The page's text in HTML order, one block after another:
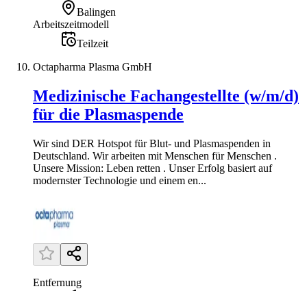
Balingen
Arbeitszeitmodell
Teilzeit
Octapharma Plasma GmbH
Medizinische Fachangestellte (w/m/d)
für die Plasmaspende
Wir sind DER Hotspot für Blut- und Plasmaspenden in
Deutschland. Wir arbeiten mit Menschen für Menschen .
Unsere Mission: Leben retten . Unser Erfolg basiert auf
modernster Technologie und einem en...
Entfernung